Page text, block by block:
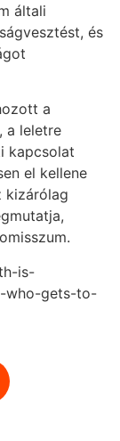
általi
és
a
a leletre
kapcsolat
el kellene
kizárólag
is-
who-gets-to-